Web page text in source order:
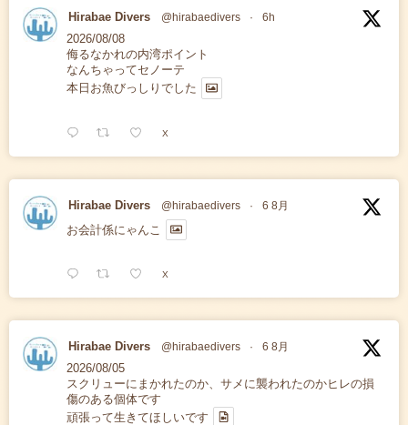
Hirabae Divers @hirabaedivers · 6h
2026/08/08
侮るなかれの内湾ポイント
なんちゃってセノーテ
本日お魚びっしりでした
X
Hirabae Divers @hirabaedivers · 6 8月
お会計係にゃんこ
X
Hirabae Divers @hirabaedivers · 6 8月
2026/08/05
スクリューにまかれたのか、サメに襲われたのかヒレの損
傷のある個体です
頑張って生きてほしいです